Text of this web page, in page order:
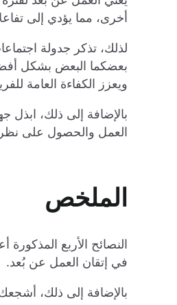
أخرى، مما يؤدي إلى
لذلك، تذكر جدولة
بعضكما البعض بشكل
ويعزز الكفاءة العامة
بالإضافة إلى ذلك، ابذل
العمل والحصول على نظرة
الملخص
في إتقان العمل عن بُعد.
بالإضافة إلى ذلك،